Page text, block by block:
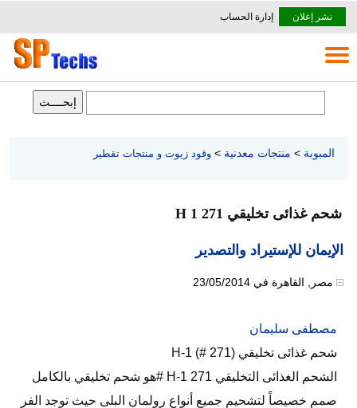
نشر إعلان إدارة الحساب
المبوبة > منتجات معدنية > وقود زيوت و منتجات تقطير
شحم غذائى تخليقي H 1 271
الإيمان للإستيراد والتصدير
مصر القاهرة في 23/05/2014
مصطفى سليمان
شحم غذائى تخليقي H-1 (# 271)
الشحم الغذائى التخليقي 271 H-1 #هو شحم تخليقي بالكامل
صمم خصيصاً لتشحيم جميع أنواع رولمان البلى حيث توجد الفر